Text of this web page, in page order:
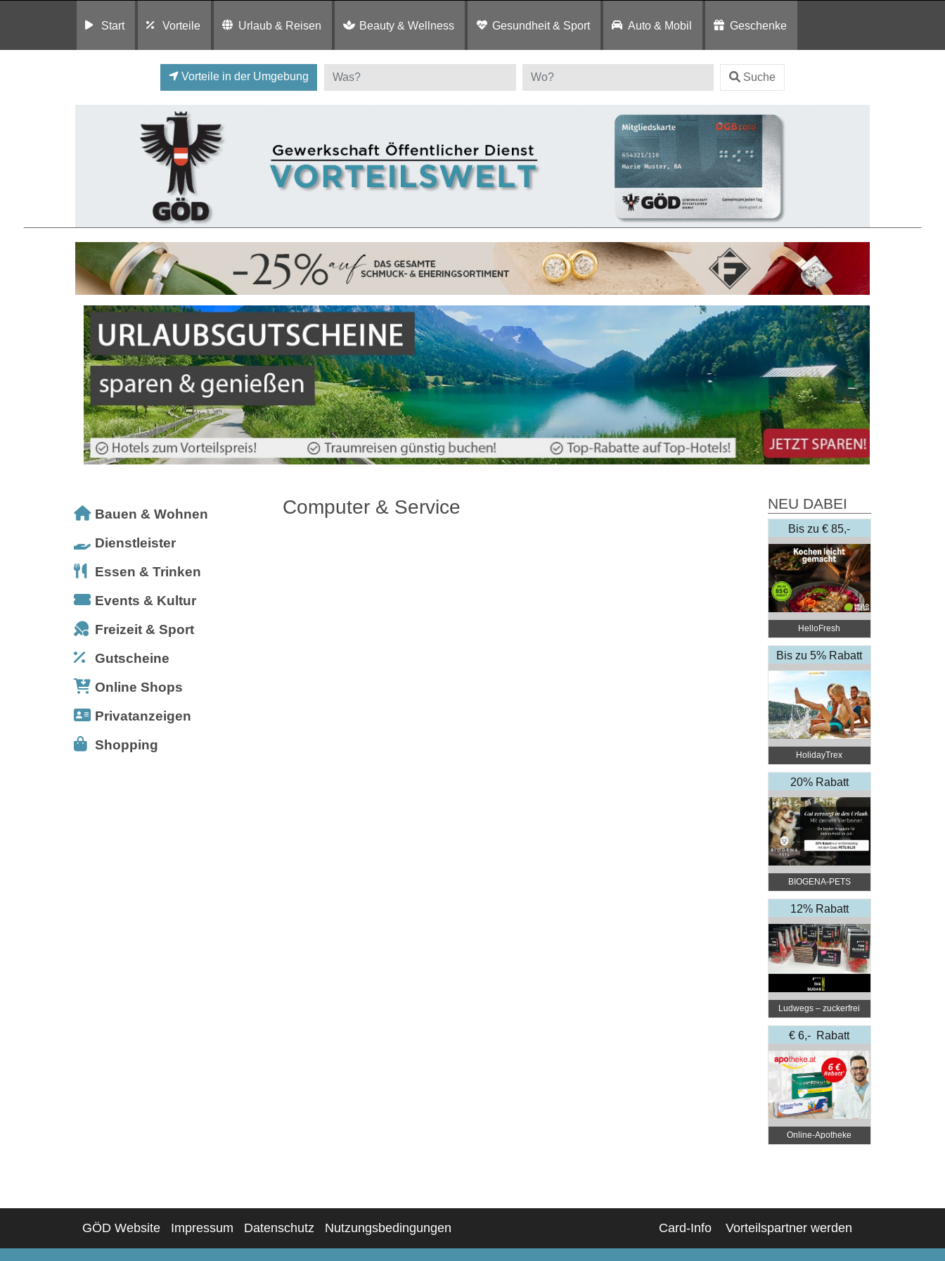
Start Vorteile Urlaub & Reisen Beauty & Wellness Gesundheit & Sport Auto & Mobil Geschenke
Vorteile in der Umgebung Suche
Bauen & Wohnen
Dienstleister
Essen & Trinken
Events & Kultur
Freizeit & Sport
Gutscheine
Online Shops
Privatanzeigen
Shopping
Computer & Service NEU DABEI
Bis zu € 85,-
Rabatt
HelloFresh
Bis zu 5% Rabatt
HolidayTrex
20% Rabatt
BIOGENA-PETS
12% Rabatt
Ludwegs – zuckerfrei
leben
€ 6,- Rabatt
Online‑Apotheke
GÖD Website Impressum Datenschutz Nutzungsbedingungen Card-Info Vorteilspartner werden